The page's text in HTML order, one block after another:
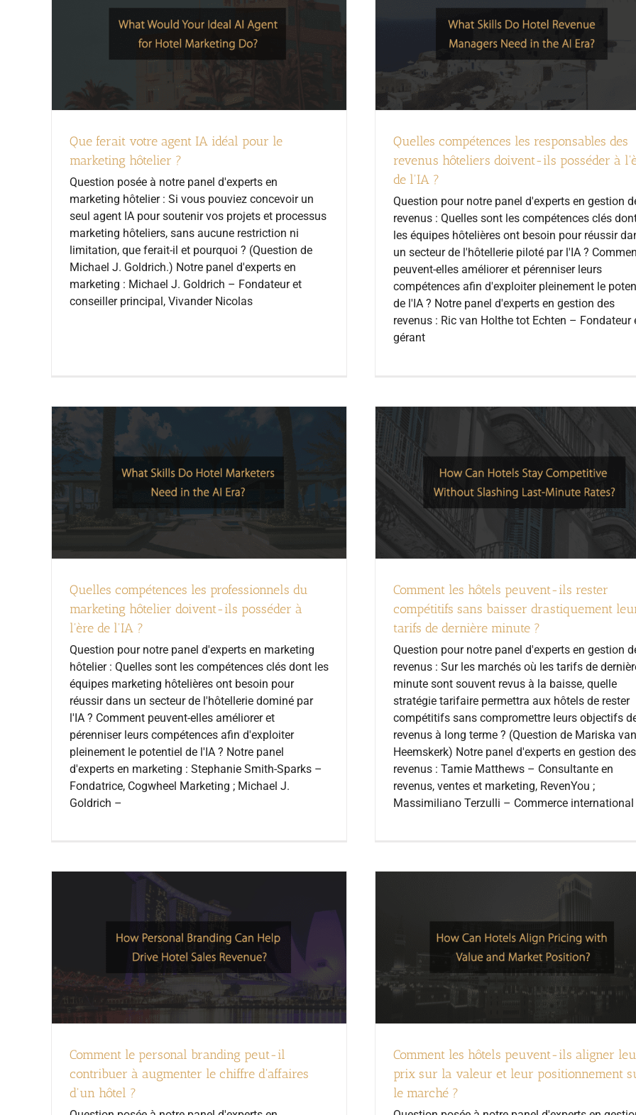
Que ferait votre agent IA idéal pour le
marketing hôtelier ?
Question posée à notre panel d'experts en
marketing hôtelier : Si vous pouviez concevoir un
seul agent IA pour soutenir vos projets et processus
marketing hôteliers, sans aucune restriction ni
limitation, que ferait-il et pourquoi ? (Question de
Michael J. Goldrich.) Notre panel d'experts en
marketing : Michael J. Goldrich – Fondateur et
conseiller principal, Vivander Nicolas
Quelles compétences les responsables des
revenus hôteliers doivent-ils posséder à
de l'IA ?
Question pour notre panel d'experts en gestion
revenus : Quelles sont les compétences clés
les équipes hôtelières ont besoin pour réussir
un secteur de l'hôtellerie piloté par l'IA ?
peuvent-elles améliorer et pérenniser leurs
compétences afin d'exploiter pleinement le
de l'IA ? Notre panel d'experts en gestion des
revenus : Ric van Holthe tot Echten – Fondateur
gérant
Quelles compétences les professionnels du
marketing hôtelier doivent-ils posséder à
l'ère de l'IA ?
Question pour notre panel d'experts en marketing
hôtelier : Quelles sont les compétences clés dont les
équipes marketing hôtelières ont besoin pour
réussir dans un secteur de l'hôtellerie dominé par
l'IA ? Comment peuvent-elles améliorer et
pérenniser leurs compétences afin d'exploiter
pleinement le potentiel de l'IA ? Notre panel
d'experts en marketing : Stephanie Smith-Sparks –
Fondatrice, Cogwheel Marketing ; Michael J.
Goldrich –
Comment les hôtels peuvent-ils rester
compétitifs sans baisser drastiquement
tarifs de dernière minute ?
Question pour notre panel d'experts en gestion
revenus : Sur les marchés où les tarifs de
minute sont souvent revus à la baisse, quelle
stratégie tarifaire permettra aux hôtels de rester
compétitifs sans compromettre leurs objectifs
revenus à long terme ? (Question de Mariska van
Heemskerk) Notre panel d'experts en gestion des
revenus : Tamie Matthews – Consultante en
revenus, ventes et marketing, RevenYou ;
Massimiliano Terzulli – Commerce international
Comment le personal branding peut-il
contribuer à augmenter le chiffre d'affaires
d'un hôtel ?
Comment les hôtels peuvent-ils aligner
prix sur la valeur et leur positionnement
le marché ?